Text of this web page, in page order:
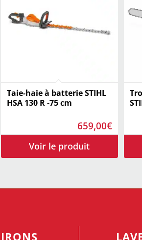
Taie-haie à batterie STIHL
HSA 130 R -75 cm
659,00€